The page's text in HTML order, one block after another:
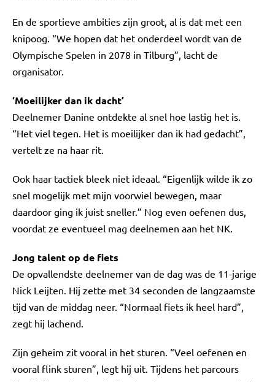
En de sportieve ambities zijn groot, al is dat met een
knipoog. “We hopen dat het onderdeel wordt van de
Olympische Spelen in 2078 in Tilburg”, lacht de
organisator.
‘Moeilijker dan ik dacht’
Deelnemer Danine ontdekte al snel hoe lastig het is.
“Het viel tegen. Het is moeilijker dan ik had gedacht”,
vertelt ze na haar rit.
Ook haar tactiek bleek niet ideaal. “Eigenlijk wilde ik zo
snel mogelijk met mijn voorwiel bewegen, maar
daardoor ging ik juist sneller.” Nog even oefenen dus,
voordat ze eventueel mag deelnemen aan het NK.
Jong talent op de fiets
De opvallendste deelnemer van de dag was de 11-jarige
Nick Leijten. Hij zette met 34 seconden de langzaamste
tijd van de middag neer. “Normaal fiets ik heel hard”,
zegt hij lachend.
Zijn geheim zit vooral in het sturen. “Veel oefenen en
vooral flink sturen”, legt hij uit. Tijdens het parcours